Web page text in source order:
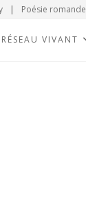
| Poésie romande
VIVANT